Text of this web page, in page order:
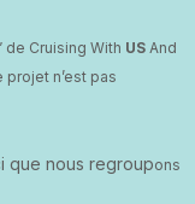
de Cruising With US And
projet n’est pas
que nous regroupons